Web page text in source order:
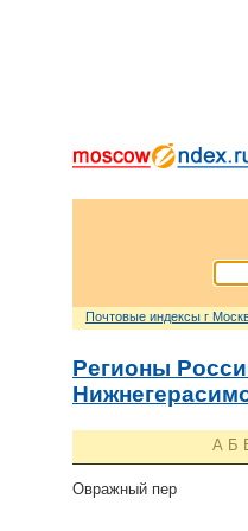
Почтовые индексы г
Регионы
А Б
Овражный пер